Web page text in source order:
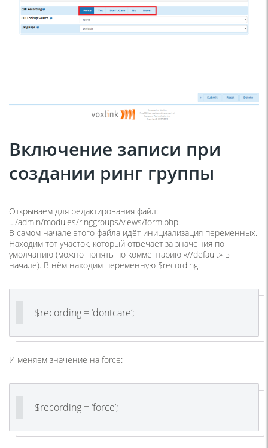
Включение записи при
создании ринг группы
Открываем для редактирования файл:
…/admin/modules/ringgroups/views/form.php.
В самом начале этого файла идёт инициализация переменных.
Находим тот участок, который отвечает за значения по
умолчанию (можно понять по комментарию «//default» в
начале). В нём находим переменную $recording:
$recording = ‘dontcare’;
И меняем значение на force:
$recording = ‘force’;